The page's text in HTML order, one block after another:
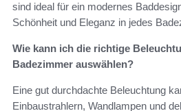
sind ideal für ein modernes
Schönheit und Eleganz in jedes
Wie kann ich die richtige
Badezimmer auswählen?
Eine gut durchdachte Beleuchtung
Einbaustrahlern, Wandlampen und